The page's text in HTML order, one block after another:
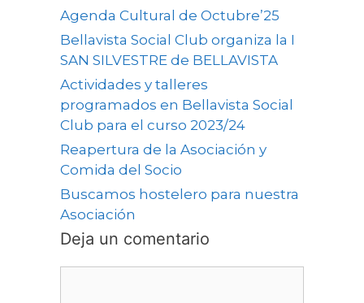
Agenda Cultural de Octubre’25
Bellavista Social Club organiza la I
SAN SILVESTRE de BELLAVISTA
Actividades y talleres
programados en Bellavista Social
Club para el curso 2023/24
Reapertura de la Asociación y
Comida del Socio
Buscamos hostelero para nuestra
Asociación
Deja un comentario